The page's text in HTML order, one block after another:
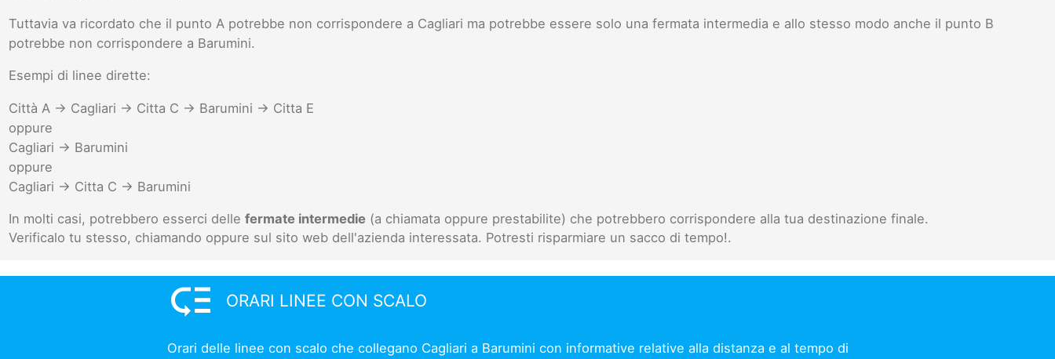
Tuttavia va ricordato che il punto A potrebbe non corrispondere a Cagliari ma potrebbe essere solo una fermata intermedia e allo stesso modo anche il punto B
potrebbe non corrispondere a Barumini.
Esempi di linee dirette:
Città A -> Cagliari -> Citta C -> Barumini -> Citta E
oppure
Cagliari -> Barumini
oppure
Cagliari -> Citta C -> Barumini
In molti casi, potrebbero esserci dellefermate intermedie (a chiamata oppure prestabilite) che potrebbero corrispondere alla tua destinazione finale.
Verificalo tu stesso, chiamando oppure sul sito web dell'azienda interessata. Potresti risparmiare un sacco di tempo!.
low_priority ORARI LINEE CON SCALO
Orari delle linee con scalo che collegano Cagliari a Barumini con informative relative alla distanza e al tempo di